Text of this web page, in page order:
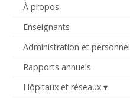
À propos
Enseignants
Administration et personnel
Rapports annuels
Hôpitaux et réseaux